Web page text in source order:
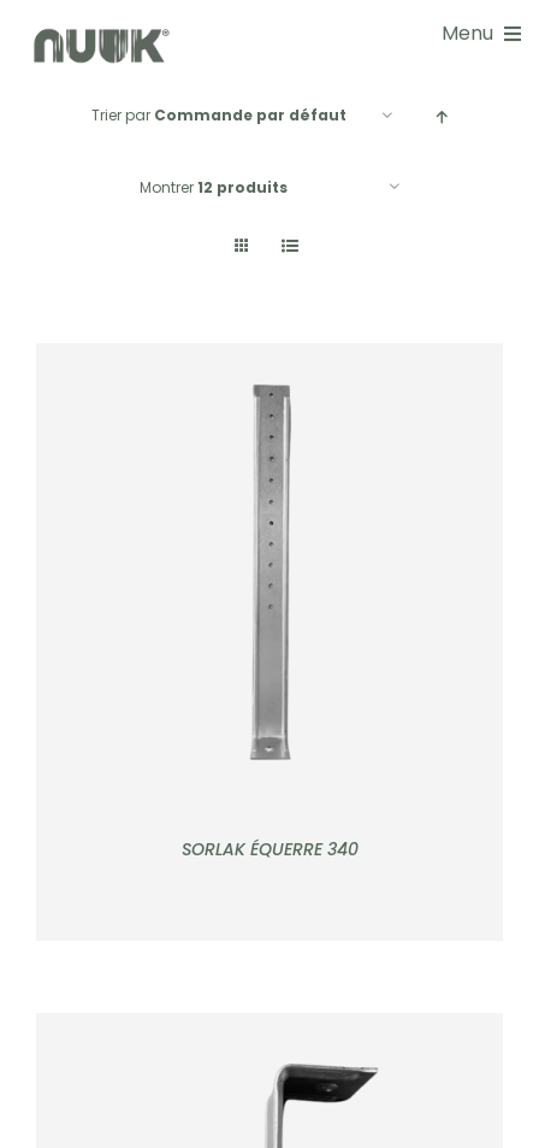
contenu
Menu
NOS SOLUTIONS
DOCUMENTATIONS
Trier par Commande par défaut
Montrer12 produits
DÉTAILS
SORLAK ÉQUERRE 340